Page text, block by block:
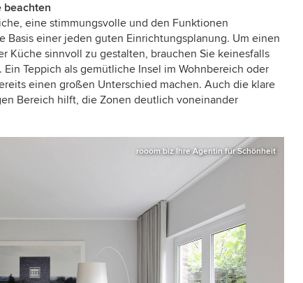
beachten
eine stimmungsvolle und den Funktionen
Basis einer jeden guten Einrichtungsplanung. Um einen
Küche sinnvoll zu gestalten, brauchen Sie keinesfalls
. Ein Teppich als gemütliche Insel im Wohnbereich oder
einen großen Unterschied machen. Auch die klare
Bereich hilft, die Zonen deutlich voneinander
rooom.biz Ihre Agentin für Schönheit